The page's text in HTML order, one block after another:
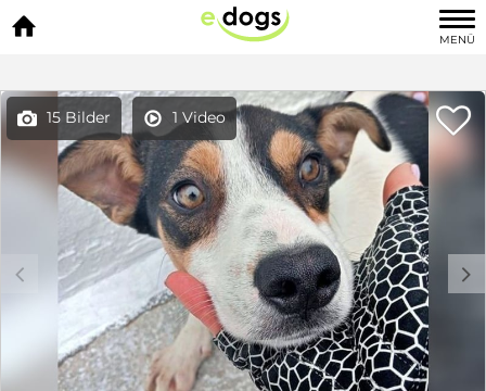

MENÜ
 15 Bilder  1 Video 
c d